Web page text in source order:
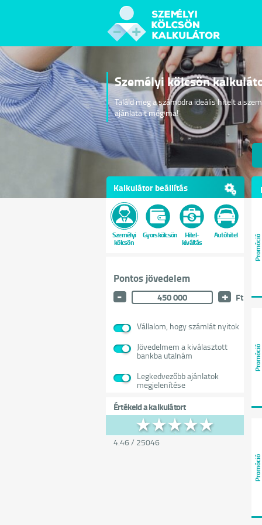
Személyi kölcsön
Találd meg a számodra ideális hitelt a
ajánlatait még ma!
Kalkulátor beállítás
Személyi
kölcsön
Gyorskölcsön Hitel-
kiváltás
Autóhitel
Pontos jövedelem
- + Ft
Vállalom, hogy számlát nyitok
Jövedelmem a kiválasztott
bankba utalnám
Legkedvezőbb ajánlatok
megjelenítése
Értékeld a kalkulátort
4.46 / 25046
Promóció
Promóció
Promóció